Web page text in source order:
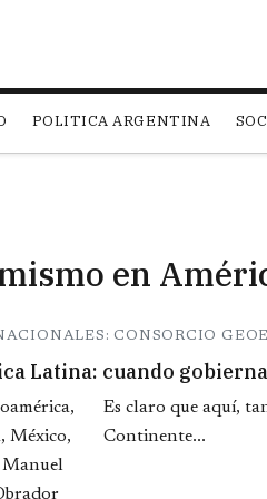
POLITICA ARGENTINA
en
CONSORCIO
Latina: cuando
Es claro que aquí,
Continente...